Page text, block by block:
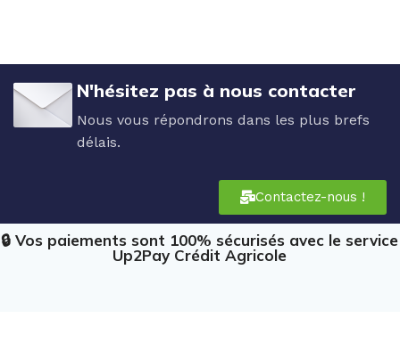
N'hésitez pas à nous contacter
Nous vous répondrons dans les plus brefs
délais.
Contactez-nous !
🔒 Vos paiements sont 100% sécurisés avec le service
Up2Pay Crédit Agricole